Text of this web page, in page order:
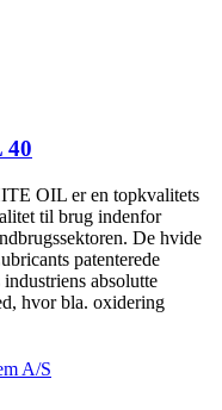
40
OIL er en topkvalitets
til brug indenfor
De hvide
patenterede
absolutte
hvor bla. oxidering